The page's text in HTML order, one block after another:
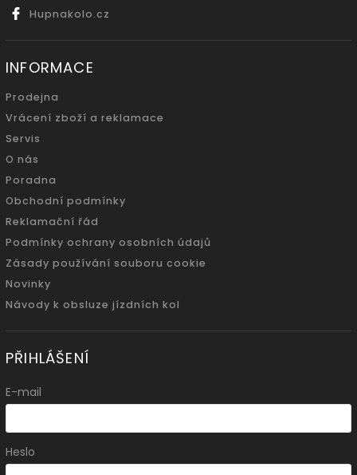
Hupnakolo.cz
INFORMACE
Prodejna
Vrácení zboží a reklamace
Servis
O nás
Poradna
Obchodní podmínky
Reklamační řád
Podmínky ochrany osobních údajů
Zásady používání souboru cookie
Novinky
Návody k obsluze jízdních kol
PŘIHLÁŠENÍ
E-mail
Heslo